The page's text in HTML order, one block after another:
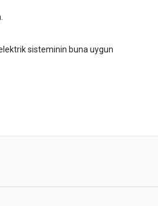
sisteminin buna uygun